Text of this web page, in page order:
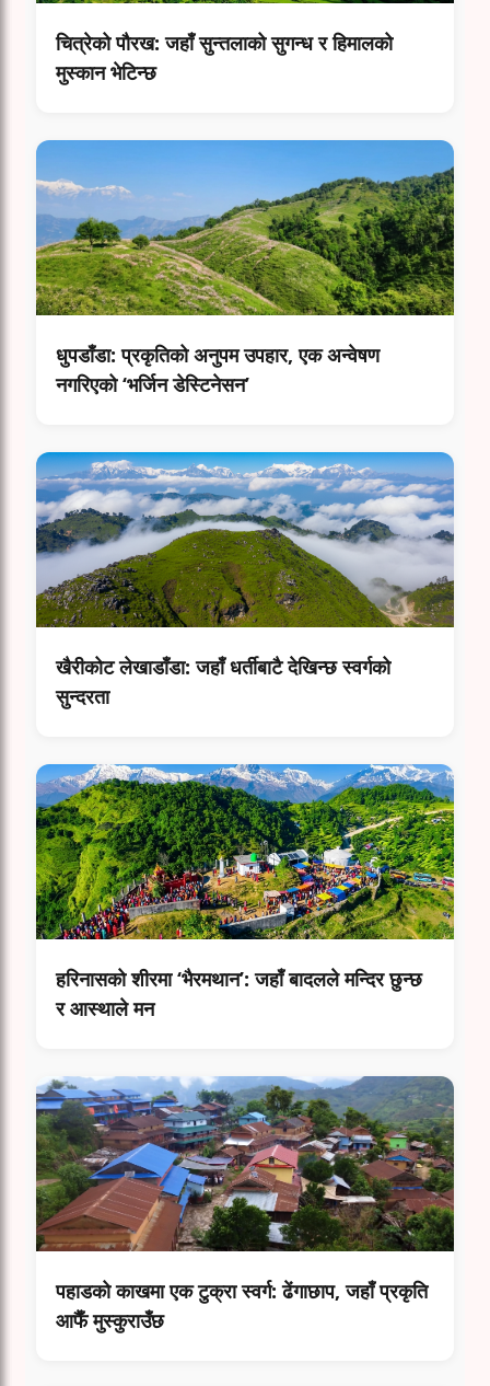
चित्रेको पौरख: जहाँ सुन्तलाको सुगन्ध र हिमालको
मुस्कान भेटिन्छ
धुपडाँडा: प्रकृतिको अनुपम उपहार, एक अन्वेषण
नगरिएको ‘भर्जिन डेस्टिनेसन’
खैरीकोट लेखाडाँडा: जहाँ धर्तीबाटै देखिन्छ स्वर्गको
सुन्दरता
हरिनासको शीरमा ‘भैरमथान’: जहाँ बादलले मन्दिर छुन्छ
र आस्थाले मन
पहाडको काखमा एक टुक्रा स्वर्ग: ढेंगाछाप, जहाँ प्रकृति
आफैँ मुस्कुराउँछ